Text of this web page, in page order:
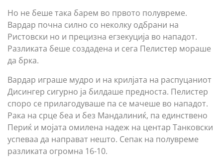
Но не беше така барем во првото полувреме.
Вардар почна силно со неколку одбрани на
Ристовски но и прецизна егзекуција во нападот.
Разликата беше создадена и сега Пелистер мораше
да брка.
Вардар играше мудро и на крилјата на распуцаниот
Дисингер сигурно ја билдаше предноста. Пелистер
споро се прилагодуваше па се мачеше во нападот.
Рака на срце беа и без Мандалиниќ, па единствено
Периќ и мојата омилена надеж на центар Танковски
успеваа да направат нешто. Сепак на полувреме
разликата огромна 16-10.